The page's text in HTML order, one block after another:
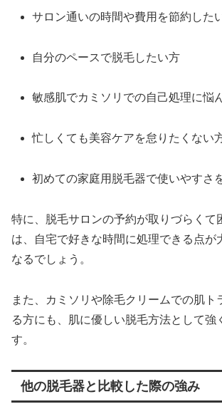
サロン通いの時間や費用を節約した
自分のペースで脱毛したい方
敏感肌でカミソリでの自己処理に悩
忙しくても美容ケアを怠りたくない
初めての家庭用脱毛器で使いやすさ
特に、脱毛サロンの予約が取りづらくて
は、自宅で好きな時間に処理できる点が
なるでしょう。
また、カミソリや除毛クリームでの肌ト
る方にも、肌に優しい脱毛方法として強
す。
他の脱毛器と比較した際の強み